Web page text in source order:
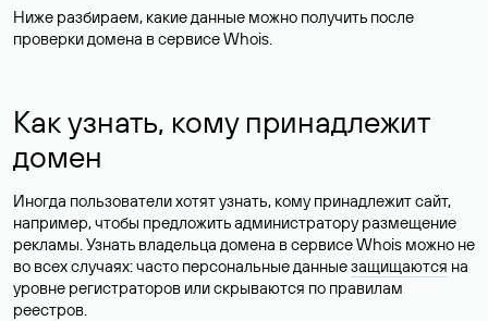
Ниже разбираем, какие данные можно получить после
проверки домена в сервисе Whois.
Как узнать, кому принадлежит
домен
Иногда пользователи хотят узнать, кому принадлежит сайт,
например, чтобы предложить администратору размещение
рекламы. Узнать владельца домена в сервисе Whois можно не
во всех случаях: часто персональные данныезащищаются на
уровне регистраторов или скрываются по правилам
реестров.